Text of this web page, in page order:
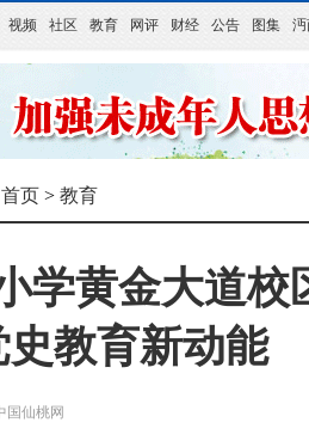
视频 社区 教育 网评 财经 公告 图集
首页 > 教育
学黄金大道校
教育新动能
国仙桃网